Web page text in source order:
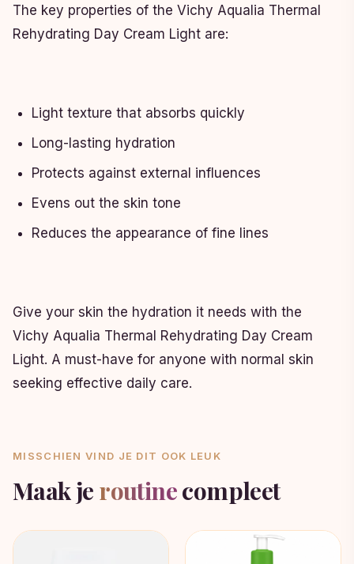
The key properties of the Vichy Aqualia Thermal
Rehydrating Day Cream Light are:
Light texture that absorbs quickly
Long-lasting hydration
Protects against external influences
Evens out the skin tone
Reduces the appearance of fine lines
Give your skin the hydration it needs with the
Vichy Aqualia Thermal Rehydrating Day Cream
Light. A must-have for anyone with normal skin
seeking effective daily care.
MISSCHIEN VIND JE DIT OOK LEUK
Maak je routinecompleet